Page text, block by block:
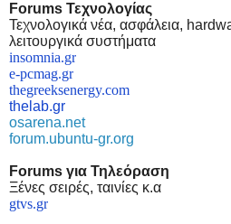
Forums Τεχνολογίας
Τεχνολογικά νέα, ασφάλεια,
λειτουργικά συστήματα
insomnia.gr
e-pcmag.gr
thegreeksenergy.com
thelab.gr
osarena.net
forum.ubuntu-gr.org
Forums για Τηλεόραση
Ξένες σειρές, ταινίες κ.α
gtvs.gr